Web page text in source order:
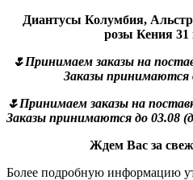
Диантусы Колумбия,
розы Кения
🌷Принимаем заказы на
Заказы принимаются
🌷Принимаем заказы на
Заказы принимаются до 03.08
Ждем Вас за
Более подробную информацию